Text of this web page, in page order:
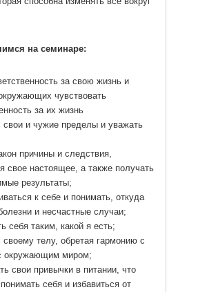
на семинаре:
за свою жизнь и
чувствовать
за их жизнь
и чужие пределы и уважать
причины и следствия,
свое настоящее, а также получать
результаты;
к себе и понимать, откуда
и несчастные случаи;
себя таким, какой я есть;
своему телу, обретая гармонию с
окружающим миром;
свои привычки в питании, что
себя и избавиться от